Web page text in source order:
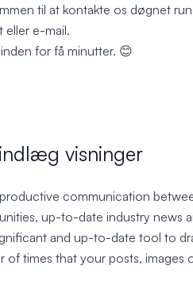
til at kontakte os døgnet
eller e-mail.
for få minutter. 😊
visninger
communication
up-to-date industry news
and up-to-date tool to
times that your posts, images